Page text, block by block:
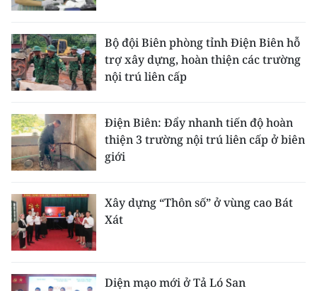
Bộ đội Biên phòng tỉnh Điện Biên hỗ
trợ xây dựng, hoàn thiện các trường
nội trú liên cấp
Điện Biên: Đẩy nhanh tiến độ hoàn
thiện 3 trường nội trú liên cấp ở biên
giới
Xây dựng “Thôn số” ở vùng cao Bát
Xát
Diện mạo mới ở Tả Ló San